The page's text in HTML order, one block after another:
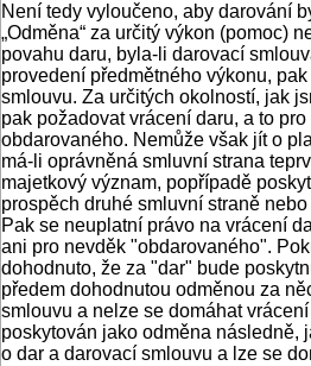
Není tedy vyloučeno, aby darování
„Odměna“ za určitý výkon (pomoc)
povahu daru, byla-li darovací
provedení předmětného výkonu,
smlouvu. Za určitých okolností, jak
pak požadovat vrácení daru, a to
obdarovaného. Nemůže však jít o
má-li oprávněná smluvní strana
majetkový význam, popřípadě
prospěch druhé smluvní straně
Pak se neuplatní právo na vrácení
ani pro nevděk "obdarovaného".
dohodnuto, že za "dar" bude
předem dohodnutou odměnou za
smlouvu a nelze se domáhat
poskytován jako odměna následně,
o dar a darovací smlouvu a lze se